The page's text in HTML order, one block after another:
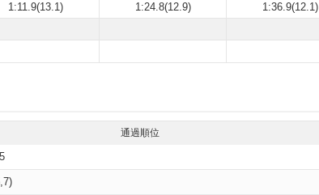
1:11.9(13.1) 1:24.8(12.9) 1:36.9(12.1)
通過順位